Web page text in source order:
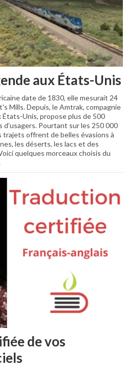
aux États-Unis
date de 1830, elle mesurait 24
Mills. Depuis, le Amtrak, compagnie
Unis, propose plus de 500
Pourtant sur les 250 000
trajets offrent de belles évasions à
les déserts, les lacs et des
quelques morceaux choisis du
de vos